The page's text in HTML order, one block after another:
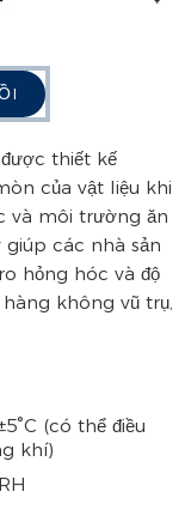
thiết kế
của vật liệu khi
và môi trường ăn
các nhà sản
hỏng hóc và độ
không vũ trụ,
(có thể điều
khí)